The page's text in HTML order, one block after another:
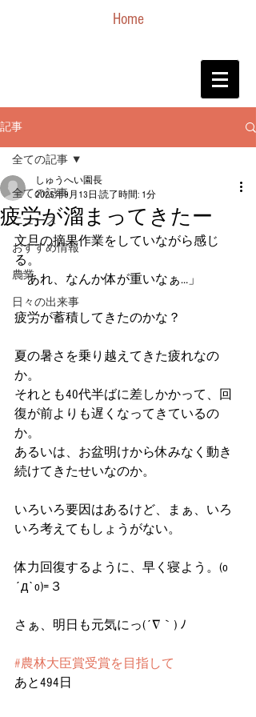
Home
記事
全ての記事
ニュース
おすすめ情報
農業
日々の出来事
全ての記事
疲労が溜まってきたー
しゅうへい園長
2025年9月13日 読了時間: 1分
文旦の摘果作業をしていながら感じ
る。
「あれ、なんか体が重いなぁ…」
疲労が蓄積してきたのかな？
夏の暑さを乗り越えてきた疲れなの
か。
それとも40代半ばに差しかかって、回
復が前よりも遅くなってきているの
か。
あるいは、お盆明けから休みなく動き
続けてきたせいなのか。
いろいろ要因はあるけど、まぁ、いろ
いろ考えてもしょうがない。
体力回復するように、早く寝よう。(o
´д`o)=３
さぁ、明日も元気にっ(´∇｀) ﾉ
#農林大臣賞受賞を目指して
あと494日